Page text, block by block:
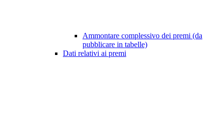
Ammontare complessivo dei premi (da
pubblicare in tabelle)
Dati relativi ai premi